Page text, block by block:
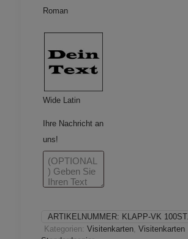
Roman
Wide Latin
Ihre Nachricht an
uns!
ARTIKELNUMMER: KLAPP-VK 100ST.
Kategorien: Visitenkarten, Visitenkarten